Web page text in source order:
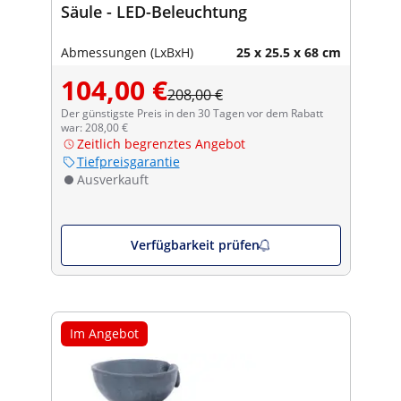
Säule - LED-Beleuchtung
Abmessungen (LxBxH) 25 x 25.5 x 68 cm
104,00 €208,00 €
Der günstigste Preis in den 30 Tagen vor dem Rabatt
war: 208,00 €
Zeitlich begrenztes Angebot
Tiefpreisgarantie
Ausverkauft
Verfügbarkeit prüfen
Im Angebot